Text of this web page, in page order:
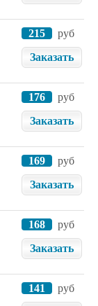
215
руб
Заказать
176
руб
Заказать
169
руб
Заказать
168
руб
Заказать
141
руб